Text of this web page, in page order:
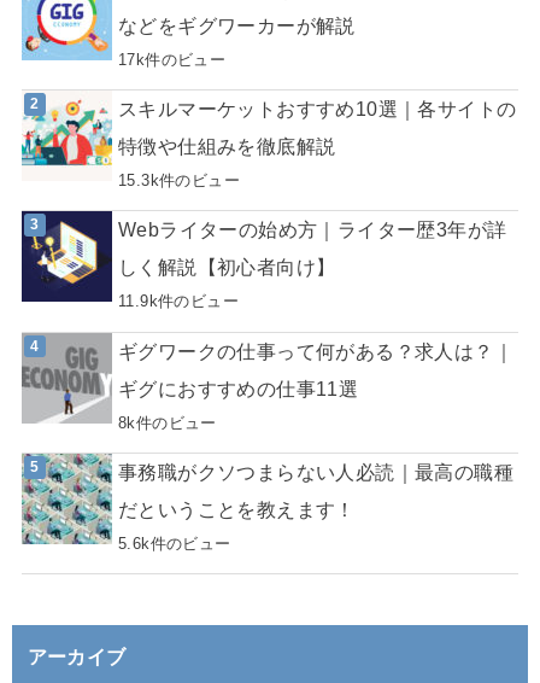
などをギグワーカーが解説
17k件のビュー
スキルマーケットおすすめ10選｜各サイトの
特徴や仕組みを徹底解説
15.3k件のビュー
Webライターの始め方｜ライター歴3年が詳
しく解説【初心者向け】
11.9k件のビュー
ギグワークの仕事って何がある？求人は？｜
ギグにおすすめの仕事11選
8k件のビュー
事務職がクソつまらない人必読｜最高の職種
だということを教えます！
5.6k件のビュー
アーカイブ